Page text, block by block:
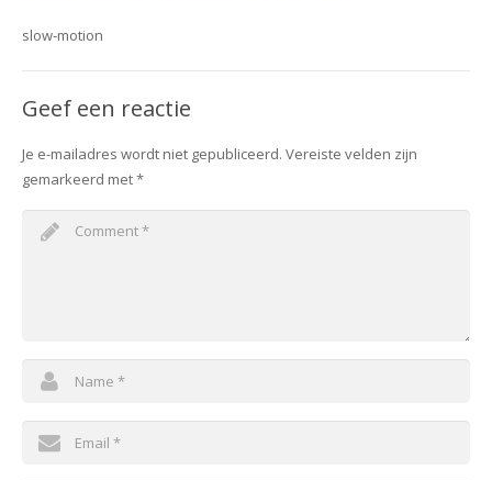
slow-motion
Geef een reactie
Je e-mailadres wordt niet gepubliceerd. Vereiste velden zijn
gemarkeerd met*